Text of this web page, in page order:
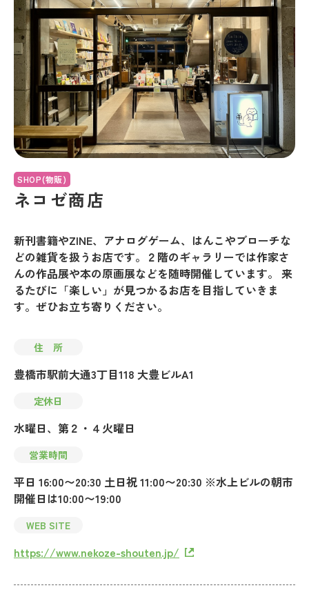
ネコゼ商店
新刊書籍やZINE、アナログゲーム、はんこやブローチな
どの雑貨を扱うお店です。２階のギャラリーでは作家さ
んの作品展や本の原画展などを随時開催しています。 来
るたびに「楽しい」が見つかるお店を目指していきま
す。ぜひお立ち寄りください。
SHOP(物販)
住 所
豊橋市駅前大通3丁目118 大豊ビルA1
定休日
水曜日、第２・４火曜日
営業時間
平日 16:00〜20:30 土日祝 11:00〜20:30 ※水上ビルの朝市
開催日は10:00〜19:00
WEB SITE
https://www.nekoze-shouten.jp/